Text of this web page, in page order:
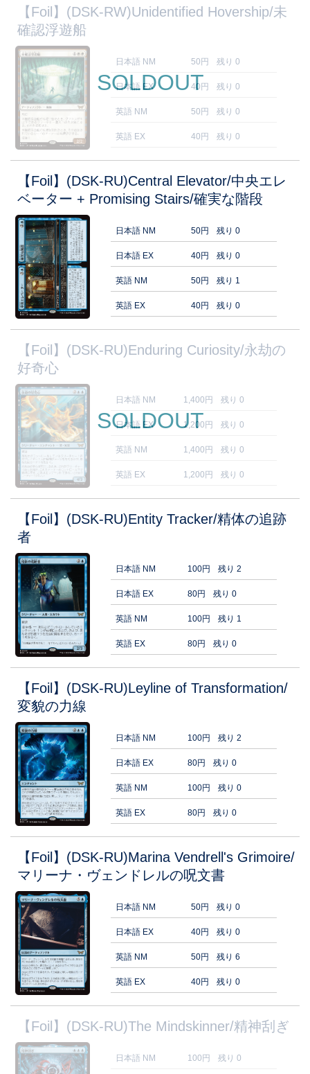
【Foil】(DSK-RW)Unidentified Hovership/未
確認浮遊船
日本語 NM 50円 残り 0
日本語 EX 40円 残り 0
英語 NM 50円 残り 0
英語 EX 40円 残り 0
SOLDOUT
【Foil】(DSK-RU)Central Elevator/中央エレ
ベーター + Promising Stairs/確実な階段
日本語 NM 50円 残り 0
日本語 EX 40円 残り 0
英語 NM 50円 残り 1
英語 EX 40円 残り 0
【Foil】(DSK-RU)Enduring Curiosity/永劫の
好奇心
日本語 NM 1,400円 残り 0
日本語 EX 1,200円 残り 0
英語 NM 1,400円 残り 0
英語 EX 1,200円 残り 0
SOLDOUT
【Foil】(DSK-RU)Entity Tracker/精体の追跡
者
日本語 NM 100円 残り 2
日本語 EX 80円 残り 0
英語 NM 100円 残り 1
英語 EX 80円 残り 0
【Foil】(DSK-RU)Leyline of Transformation/
変貌の力線
日本語 NM 100円 残り 2
日本語 EX 80円 残り 0
英語 NM 100円 残り 0
英語 EX 80円 残り 0
【Foil】(DSK-RU)Marina Vendrell's Grimoire/
マリーナ・ヴェンドレルの呪文書
日本語 NM 50円 残り 0
日本語 EX 40円 残り 0
英語 NM 50円 残り 6
英語 EX 40円 残り 0
【Foil】(DSK-RU)The Mindskinner/精神刮ぎ
日本語 NM 100円 残り 0